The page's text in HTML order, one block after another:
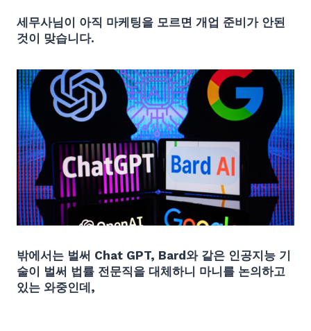
세무사님이 아직 마케팅을 모르면 개업 준비가 안된
것이 맞습니다.
밖에서는 벌써 Chat GPT, Bard와 같은 인공지능 기
술이 벌써 법률 전문직을 대체하니 마니를 논의하고
있는 와중인데,